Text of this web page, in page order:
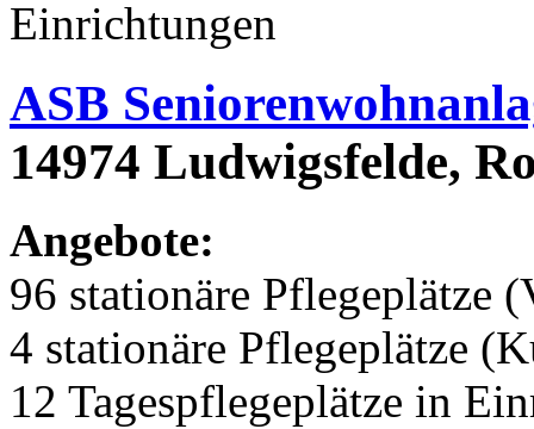
Einrichtungen
ASB
14974 Ludwigsfelde,
Angebote:
96 stationäre Pflegeplätze
4 stationäre Pflegeplätze
12 Tagespflegeplätze in